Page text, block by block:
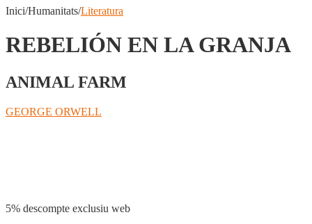
Inici/Humanitats/Literatura
REBELIÓN EN LA GRANJA
ANIMAL FARM
GEORGE ORWELL
5% descompte exclusiu web